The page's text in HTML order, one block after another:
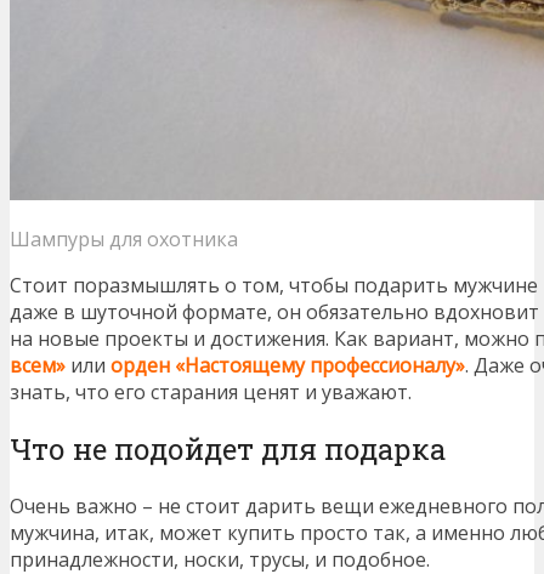
Шампуры для охотника
Стоит поразмышлять о том, чтобы подарить мужчине
даже в шуточной формате, он обязательно
на новые проекты и достижения. Как вариант, можно
всем» или орден «Настоящему профессионалу». Даже
знать, что его старания ценят и уважают.
Что не подойдет для подарка
Очень важно – не стоит дарить вещи ежедневного
мужчина, итак, может купить просто так, а именно
принадлежности, носки, трусы, и подобное.